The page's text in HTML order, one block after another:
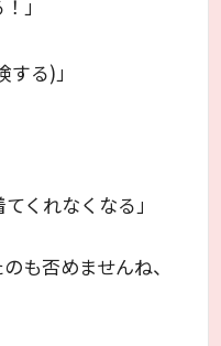
」
る)」
くれなくなる」
も否めませんね、